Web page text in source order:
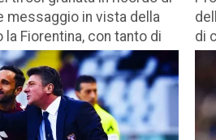
messaggio in vista della
Fiorentina, con tanto di
di